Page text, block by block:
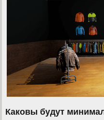
Каковы будут